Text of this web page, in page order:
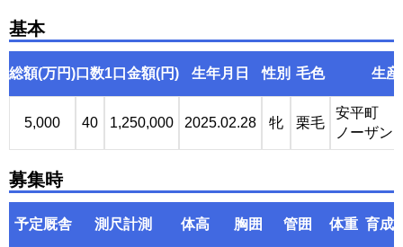
基本
総額(万円)口数1口金額(円) 生年月日 性別 毛色 生産
5,000 40 1,250,000 2025.02.28 牝 栗毛
安平町
ノーザン
募集時
予定厩舎 測尺計測 体高 胸囲 管囲 体重 育成